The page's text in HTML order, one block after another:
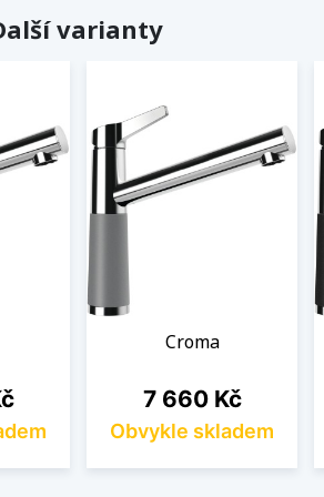
varianty
Croma
Cena
7 660 Kč
Obvykle skladem